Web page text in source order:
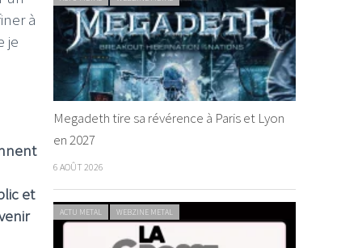
à
je
et
Megadeth tire sa révérence à Paris et Lyon
en 2027
6 AOÛT 2026
ACTU METAL WEBZINE METAL